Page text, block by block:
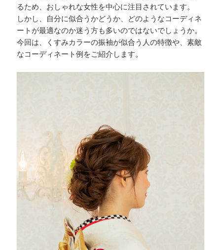
るため、おしゃれな女性を中心に注目されています。
しかし、自分に似合うかどうか、どのようなコーディネ
ートが最適なのか迷う方も多いのではないでしょうか。
今回は、くすみカラーの振袖が似合う人の特徴や、素敵
なコーディネート例をご紹介します。